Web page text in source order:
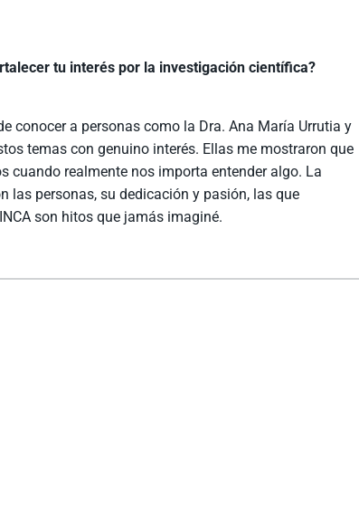
tu interés por la investigación científica?
conocer a personas como la Dra. Ana María Urrutia y
temas con genuino interés. Ellas me mostraron que
cuando realmente nos importa entender algo. La
las personas, su dedicación y pasión, las que
son hitos que jamás imaginé.